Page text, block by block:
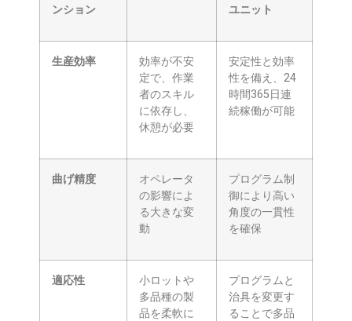
ンション
ユニット
生産効率
効率が不安
定で、作業
者のスキル
に依存し、
休憩が必要
安定性と効率
性を備え、24
時間365日連
続稼働が可能
曲げ精度
オペレータ
の影響によ
る大きな変
動
プログラム制
御により高い
角度の一貫性
を確保
適応性
小ロットや
多品種の製
品を柔軟に
プログラムと
治具を変更す
ることで多品